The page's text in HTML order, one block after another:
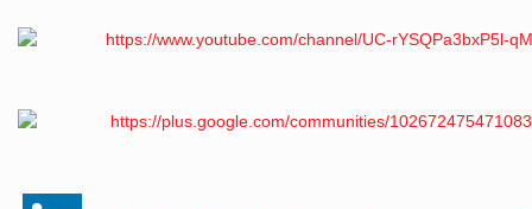
https://www.youtube.com/channel/UC-rYSQPa3bxP5l-
https://plus.google.com/communities/